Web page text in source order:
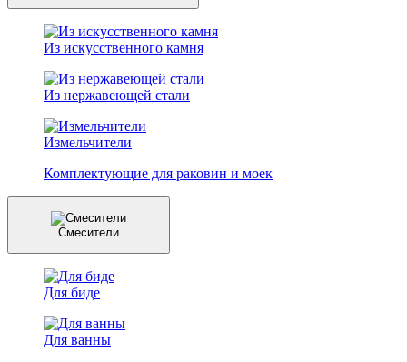
Из искусственного камня
Из нержавеющей стали
Измельчители
Комплектующие для раковин и моек
Смесители
Для биде
Для ванны